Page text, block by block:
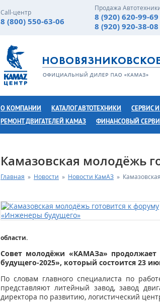
Call-центр
8 (800) 550-63-06
Продажа
8 (920) 620-99-69
8 (920) 920-38-08
О КОМПАНИИ КАТАЛОГ АВТОТЕХНИКИ СЕРВИС
РЕМОНТ ДВИГАТЕЛЕЙ КАМАЗ
ФИНАНСОВЫЙ
Камазовская молодёжь
Главная » Новости » Новости КамАЗ »
области.
Совет молодёжи «КАМАЗа»
будущего-2025», который состоится 23
По словам главного специалиста по
представляют литейный завод, завод
директора по развитию, логистический